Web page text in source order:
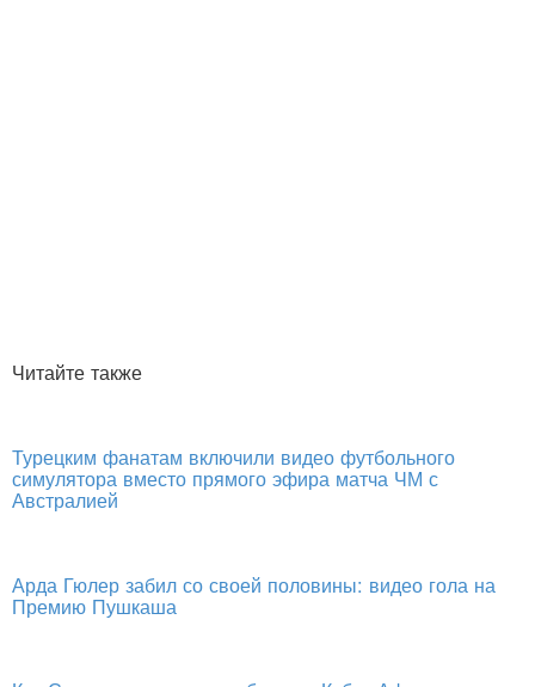
Читайте также
Турецким фанатам включили видео футбольного
симулятора вместо прямого эфира матча ЧМ с
Австралией
Арда Гюлер забил со своей половины: видео гола на
Премию Пушкаша